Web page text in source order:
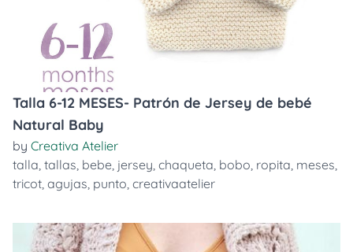
Talla 6-12 MESES- Patrón de Jersey de bebé
Natural Baby
by Creativa Atelier
talla, tallas, bebe, jersey, chaqueta, bobo, ropita, meses,
tricot, agujas, punto, creativaatelier